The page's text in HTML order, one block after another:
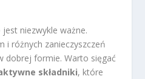
jest niezwykle ważne.
i różnych zanieczyszczeń
dobrej formie. Warto sięgać
składniki, które